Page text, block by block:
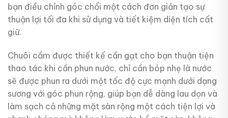
bạn điều chỉnh góc chổi một cách đơn giản tạo sự
thuận lợi tối đa khi sử dụng và tiết kiệm diện tích cất
giữ.
Chuôi cầm được thiết kế cần gạt cho bạn thuận tiện
thao tác khi cần phun nước, chỉ cần bóp nhẹ là nước
sẽ được phun ra dưới một tốc độ cực mạnh dưới dạng
sương với góc phun rộng, giúp bạn dễ dàng lau dọn và
làm sạch cả những mặt sàn rộng một cách tiện lợi và